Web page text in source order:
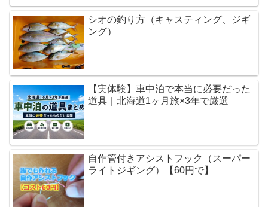
シオの釣り方（キャスティング、ジギ
ング）
【実体験】車中泊で本当に必要だった
道具｜北海道1ヶ月旅×3年で厳選
自作管付きアシストフック（スーパー
ライトジギング）【60円で】